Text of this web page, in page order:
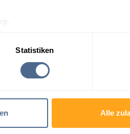
Statistiken
Alle
ebenfalls
und